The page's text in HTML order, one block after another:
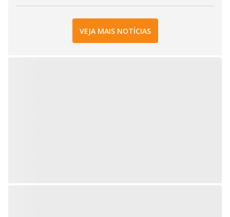
VEJA MAIS NOTÍCIAS